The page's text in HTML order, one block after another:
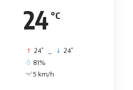
24 °C
24° 24°
81%
5 km/h